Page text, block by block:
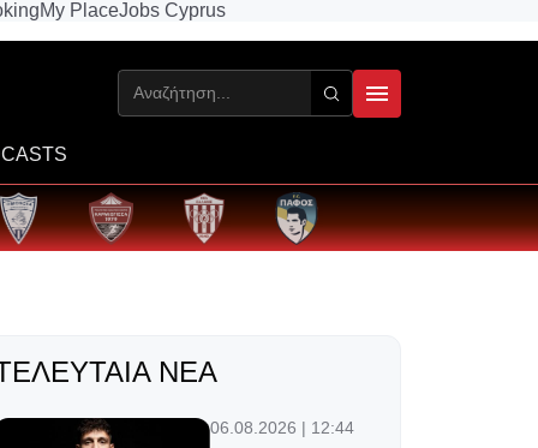
My PlaceJobs Cyprus
ΝΈΑ
06.08.2026 | 12:44